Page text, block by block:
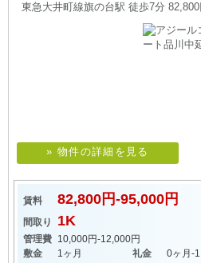
東急大井町線旗の台駅 徒歩7分
» 物件の詳細を見る
賃料 82,800円-95,000円
間取り 1K
管理費 10,000円-12,000円
敷金
1ヶ月 礼金 0ヶ月-1